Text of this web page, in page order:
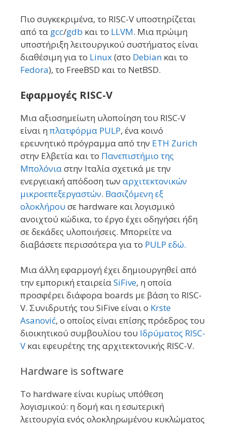
Πιο συγκεκριμένα, το RISC-V υποστηρίζεται
από τα gcc/gdb και το LLVM. Μια πρώιμη
υποστήριξη λειτουργικού συστήματος είναι
διαθέσιμη για το Linux(στο Debian και το
Fedora), το FreeBSD και το NetBSD.
Εφαρμογές RISC-V
Μια αξιοσημείωτη υλοποίηση του RISC-V
είναι η πλατφόρμα PULP, ένα κοινό
ερευνητικό πρόγραμμα από την ETH Zurich
στην Ελβετία και το Πανεπιστήμιο της
Μπολόνιαστην Ιταλία σχετικά με την
ενεργειακή απόδοση των αρχιτεκτονικών
μικροεπεξεργαστών. Βασιζόμενη εξ
ολοκλήρου σε hardware και λογισμικό
ανοιχτού κώδικα, το έργο έχει οδηγήσει ήδη
σε δεκάδες υλοποιήσεις. Μπορείτε να
διαβάσετε περισσότερα για το PULP εδώ.
Μια άλλη εφαρμογή έχει δημιουργηθεί από
την εμπορική εταιρείαSiFive, η οποία
προσφέρει διάφορα boards με βάση το RISC-
V. Συνιδρυτής του SiFive είναι ο Krste
Asanović, ο οποίος είναι επίσης πρόεδρος του
διοικητικού συμβουλίου του Ιδρύματος RISC-
V και εφευρέτης της αρχιτεκτονικής RISC-V.
Hardware is software
Το hardware είναι κυρίως υπόθεση
λογισμικού: η δομή και η εσωτερική
λειτουργία ενός ολοκληρωμένου κυκλώματος